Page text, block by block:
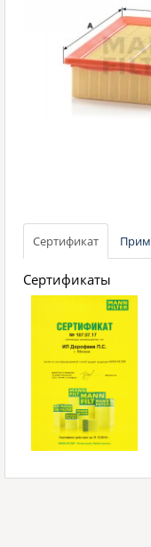
Сертификат
Сертификаты